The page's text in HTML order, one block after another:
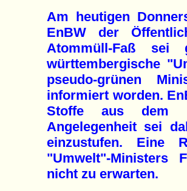
Am heutigen
EnBW der
Atommüll-Faß sei
württembergische
pseudo-grünen
informiert worden.
Stoffe aus dem
Angelegenheit sei
einzustufen. Eine
"Umwelt"-Ministers
nicht zu erwarten.